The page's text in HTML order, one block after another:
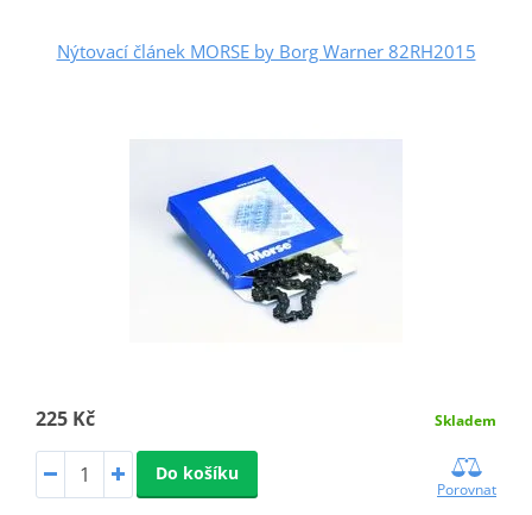
Nýtovací článek MORSE by Borg Warner 82RH2015
225 Kč Skladem
Do košíku
Porovnat